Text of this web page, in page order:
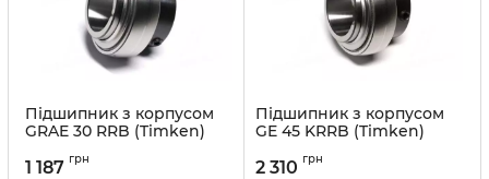
Підшипник з корпусом
GRAE 30 RRB (Timken)
1 187 грн
Підшипник з корпусом
GE 45 KRRB (Timken)
2 310 грн